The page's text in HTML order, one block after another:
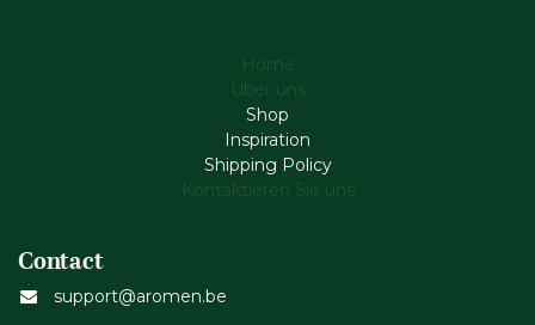
Home
Über uns
Shop
Inspiration
Shipping Policy
Kontaktieren Sie uns
Contact
support@aromen.be